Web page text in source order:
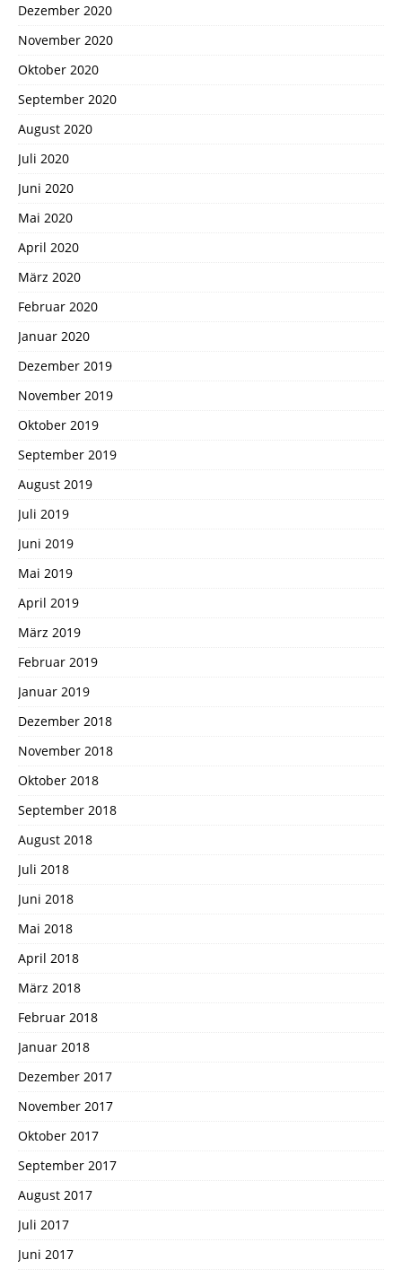
Dezember 2020
November 2020
Oktober 2020
September 2020
August 2020
Juli 2020
Juni 2020
Mai 2020
April 2020
März 2020
Februar 2020
Januar 2020
Dezember 2019
November 2019
Oktober 2019
September 2019
August 2019
Juli 2019
Juni 2019
Mai 2019
April 2019
März 2019
Februar 2019
Januar 2019
Dezember 2018
November 2018
Oktober 2018
September 2018
August 2018
Juli 2018
Juni 2018
Mai 2018
April 2018
März 2018
Februar 2018
Januar 2018
Dezember 2017
November 2017
Oktober 2017
September 2017
August 2017
Juli 2017
Juni 2017